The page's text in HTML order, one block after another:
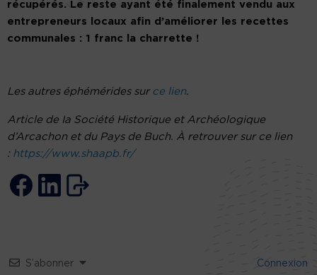
récupérés. Le reste ayant été finalement vendu aux
entrepreneurs locaux afin d’améliorer les recettes
communales : 1 franc la charrette !
Les autres éphémérides sur ce lien.
Article de Ia Société Historique et Archéologique
d’Arcachon et du Pays de Buch. À retrouver sur ce lien
: https://www.shaapb.fr/
S’abonner Connexion